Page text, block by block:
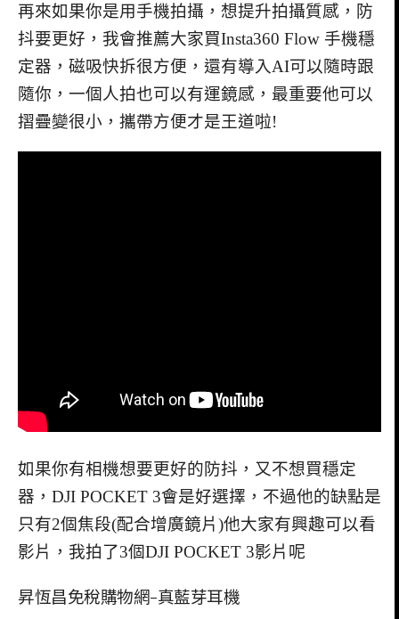
再來如果你是用手機拍攝，想提升拍攝質感，防
抖要更好，我會推薦大家買Insta360 Flow 手機穩
定器，磁吸快拆很方便，還有導入AI可以隨時跟
隨你，一個人拍也可以有運鏡感，最重要他可以
摺疊變很小，攜帶方便才是王道啦!
如果你有相機想要更好的防抖，又不想買穩定
器，DJI POCKET 3會是好選擇，不過他的缺點是
只有2個焦段(配合增廣鏡片)他大家有興趣可以看
影片，我拍了3個DJI POCKET 3影片呢
昇恆昌免稅購物網-真藍芽耳機